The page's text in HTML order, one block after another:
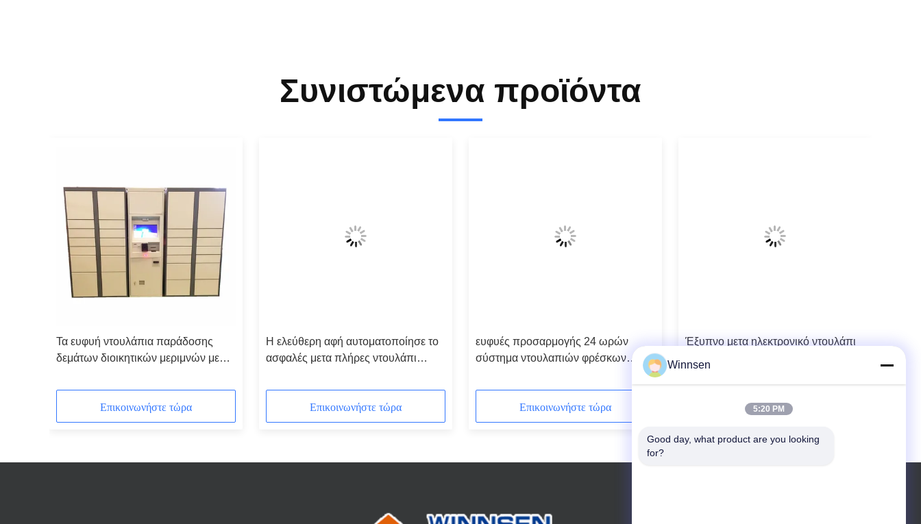
Συνιστώμενα προϊόντα
Τα ευφυή ντουλάπια παράδοσης
δεμάτων διοικητικών μεριμνών με
συλλέγουν τη λύση
Επικοινωνήστε τώρα
Η ελεύθερη αφή αυτοματοποίησε το
ασφαλές μετα πλήρες ντουλάπι
ντουλάπια για το σχολείο
Επικοινωνήστε τώρα
ευφυές προσαρμογής 24 ωρών
σύστημα ντουλαπιών φρέσκων
λαχανικών αυτοματοποιημένο με το
ψυγείο
Επικοινωνήστε τώρα
Έξυπνο μετα ηλεκτρονικό ντουλάπι
Επικοινωνήστε τώρα
Winnsen
5:20 PM
Good day, what product are you looking
for?